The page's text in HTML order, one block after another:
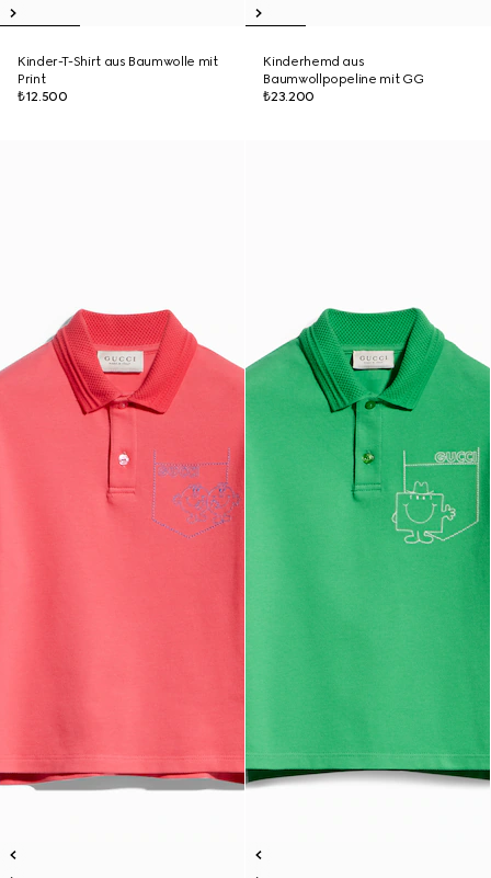
Kinder-T-Shirt aus Baumwolle mit
Print
₺12.500
Kinderhemd aus
Baumwollpopeline mit GG
₺23.200